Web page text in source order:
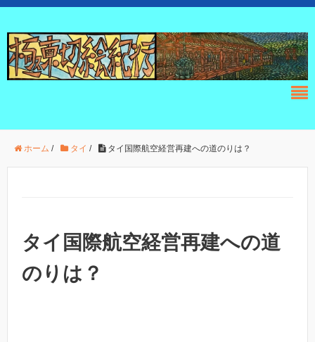
ホーム / タイ / タイ国際航空経営再建への道のりは？
タイ国際航空経営再建への道
のりは？